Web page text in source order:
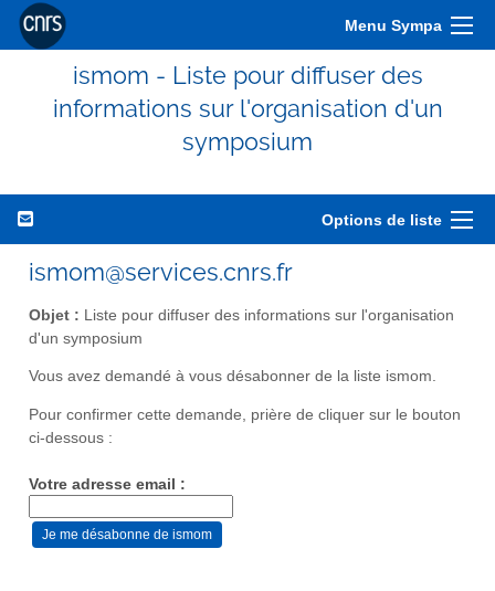
Menu Sympa
ismom - Liste pour diffuser des
informations sur l'organisation d'un
symposium
Options de liste
ismom@services.cnrs.fr
Objet : Liste pour diffuser des informations sur l'organisation
d'un symposium
Vous avez demandé à vous désabonner de la liste ismom.
Pour confirmer cette demande, prière de cliquer sur le bouton
ci-dessous :
Votre adresse email :